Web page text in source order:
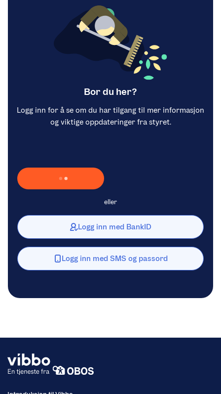
Bor du her?
Logg inn for å se om du har tilgang til mer informasjon
og viktige oppdateringer fra styret.
Laster inn Vipps …
eller
Logg inn med BankID
Logg inn med SMS og passord